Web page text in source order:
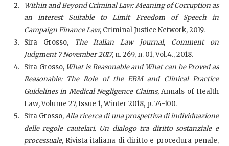
Within and Beyond Criminal Law: Meaning of Corruption as
an interest Suitable to Limit Freedom of Speech in
Campaign Finance Law, Criminal Justice Network, 2019.
Sira Grosso,
The Italian Law Journal, Comment on
Judgment 7 November 2017, n. 269, n. 01, Vol.4., 2018.
Sira Grosso, What is Reasonable and What can be Proved as
Reasonable: The Role of the EBM and Clinical Practice
Guidelines in Medical Negligence Claims,Annals of Health
Law,Volume 27, Issue 1, Winter 2018, p. 74-100.
Sira Grosso,Alla ricerca di una prospettiva di individuazione
delle regole cautelari. Un dialogo tra diritto sostanziale e
processuale, Rivista italiana di diritto e procedura penale,